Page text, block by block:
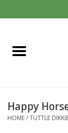
Home
Baby
Happy
HOME/TUTTLE